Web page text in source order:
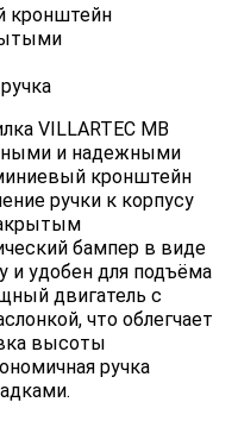
кронштейн
VILLARTEC MB
и надежными
кронштейн
ручки к корпусу
бампер в виде
и удобен для подъёма
двигатель с
что облегчает
высоты
ручка